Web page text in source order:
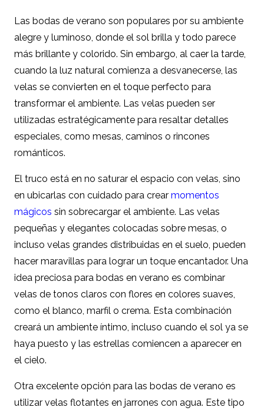
Las bodas de verano son populares por su ambiente
alegre y luminoso, donde el sol brilla y todo parece
más brillante y colorido. Sin embargo, al caer la tarde,
cuando la luz natural comienza a desvanecerse, las
velas se convierten en el toque perfecto para
transformar el ambiente. Las velas pueden ser
utilizadas estratégicamente para resaltar detalles
especiales, como mesas, caminos o rincones
románticos.
El truco está en no saturar el espacio con velas, sino
en ubicarlas con cuidado para crear momentos
mágicos sin sobrecargar el ambiente. Las velas
pequeñas y elegantes colocadas sobre mesas, o
incluso velas grandes distribuidas en el suelo, pueden
hacer maravillas para lograr un toque encantador. Una
idea preciosa para bodas en verano es combinar
velas de tonos claros con flores en colores suaves,
como el blanco, marfil o crema. Esta combinación
creará un ambiente íntimo, incluso cuando el sol ya se
haya puesto y las estrellas comiencen a aparecer en
el cielo.
Otra excelente opción para las bodas de verano es
utilizar velas flotantes en jarrones con agua. Este tipo